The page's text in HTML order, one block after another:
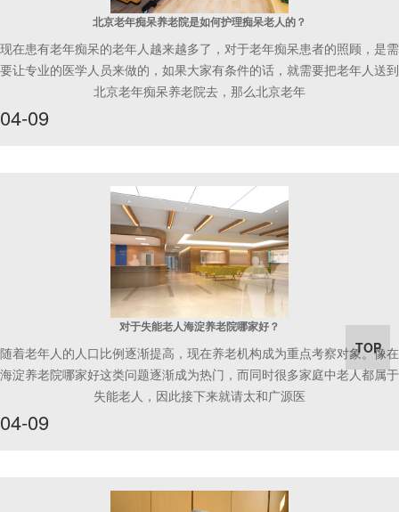
北京老年痴呆养老院是如何护理痴呆老人的？
现在患有老年痴呆的老年人越来越多了，对于老年痴呆患者的照顾，是需
要让专业的医学人员来做的，如果大家有条件的话，就需要把老年人送到
北京老年痴呆养老院去，那么北京老年
04-09
对于失能老人海淀养老院哪家好？
随着老年人的人口比例逐渐提高，现在养老机构成为重点考察对象。像在
海淀养老院哪家好这类问题逐渐成为热门，而同时很多家庭中老人都属于
失能老人，因此接下来就请太和广源医
04-09
TOP